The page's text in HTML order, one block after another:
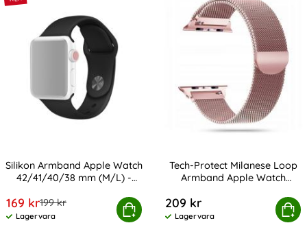
Silikon Armband Apple Watch
42/41/40/38 mm (M/L) -
rea pris
169 krtidigare pris
199 kr
Tillgänglighet:
Lagervara
Köp
Apple Watch 42/41/40/38 mm (M/L) - Svart
Tech-Protect Milanese Loop
Armband Apple Watch
209 kr
Tillgänglighet:
Lagervara
Köp
Tech-Protect Milanese Loop